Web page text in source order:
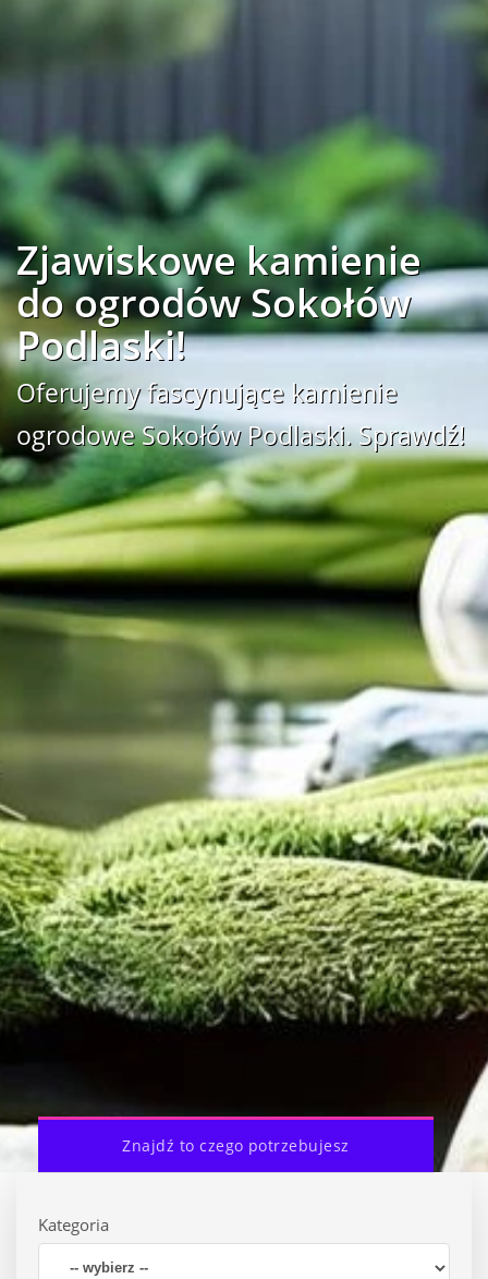
Zjawiskowe kamienie
do ogrodów Sokołów
Podlaski!
Oferujemy fascynujące kamienie
ogrodowe Sokołów Podlaski. Sprawdź!
Znajdź to czego potrzebujesz
Kategoria